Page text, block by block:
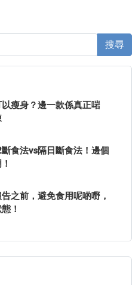
搜尋
瘦身？邊一款係真正啱
食法vs隔日斷食法！邊個
之前，避免食用呢啲嘢，
！